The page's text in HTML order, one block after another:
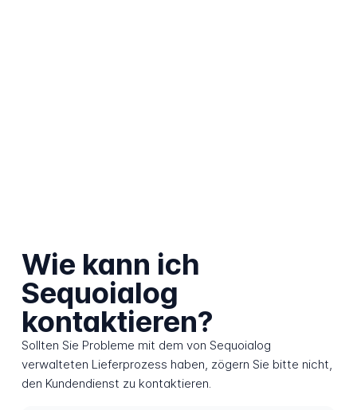
Wie kann ich
Sequoialog
kontaktieren?
Sollten Sie Probleme mit dem von Sequoialog
verwalteten Lieferprozess haben, zögern Sie bitte nicht,
den Kundendienst zu kontaktieren.